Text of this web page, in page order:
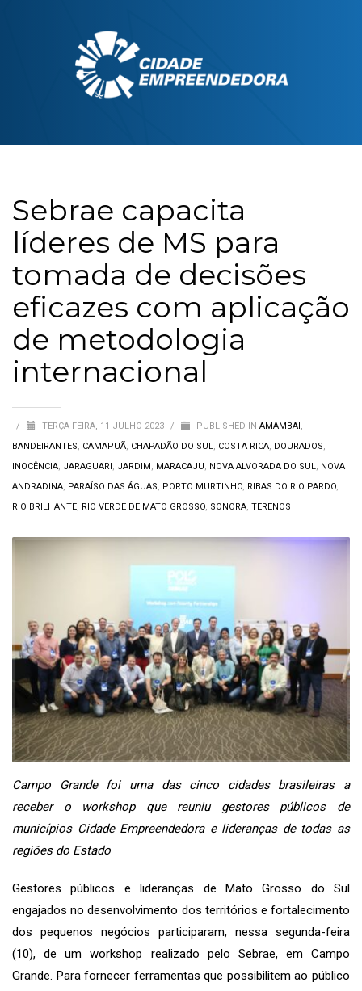
Sebrae capacita
líderes de MS para
tomada de decisões
eficazes com aplicação
de metodologia
internacional
/ TERÇA-FEIRA, 11 JULHO 2023 / PUBLISHED IN AMAMBAI,
BANDEIRANTES, CAMAPUÃ, CHAPADÃO DO SUL, COSTA RICA, DOURADOS,
INOCÊNCIA, JARAGUARI, JARDIM, MARACAJU, NOVA ALVORADA DO SUL, NOVA
ANDRADINA, PARAÍSO DAS ÁGUAS, PORTO MURTINHO, RIBAS DO RIO PARDO,
RIO BRILHANTE, RIO VERDE DE MATO GROSSO, SONORA, TERENOS
Campo Grande foi uma das cinco cidades brasileiras a
receber o workshop que reuniu gestores públicos de
municípios Cidade Empreendedora e lideranças de todas as
regiões do Estado
Gestores públicos e lideranças de Mato Grosso do Sul
engajados no desenvolvimento dos territórios e fortalecimento
dos pequenos negócios participaram, nessa segunda-feira
(10), de um workshop realizado pelo Sebrae, em Campo
Grande. Para fornecer ferramentas que possibilitem ao público